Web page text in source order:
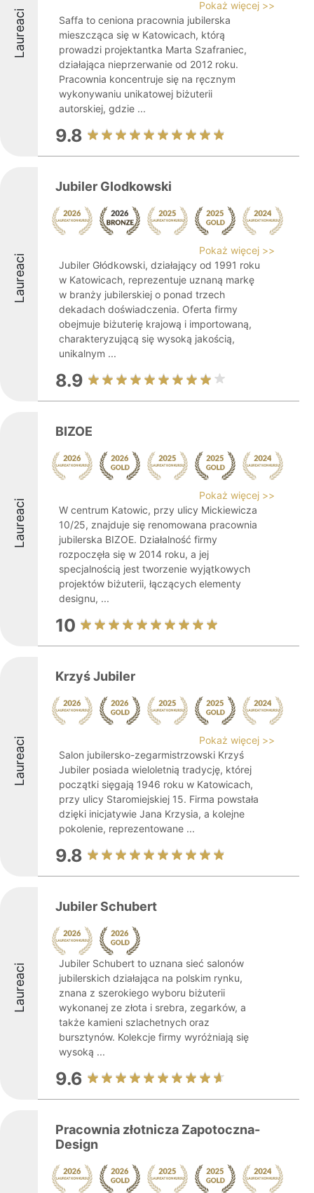
Laureaci
Pokaż więcej >>
Saffa to ceniona pracownia jubilerska
mieszcząca się w Katowicach, którą
prowadzi projektantka Marta Szafraniec,
działająca nieprzerwanie od 2012 roku.
Pracownia koncentruje się na ręcznym
wykonywaniu unikatowej biżuterii
autorskiej, gdzie ...
9.8
Laureaci
Jubiler Glodkowski
Pokaż więcej >>
Jubiler Głódkowski, działający od 1991 roku
w Katowicach, reprezentuje uznaną markę
w branży jubilerskiej o ponad trzech
dekadach doświadczenia. Oferta firmy
obejmuje biżuterię krajową i importowaną,
charakteryzującą się wysoką jakością,
unikalnym ...
8.9
Laureaci
BIZOE
Pokaż więcej >>
W centrum Katowic, przy ulicy Mickiewicza
10/25, znajduje się renomowana pracownia
jubilerska BIZOE. Działalność firmy
rozpoczęła się w 2014 roku, a jej
specjalnością jest tworzenie wyjątkowych
projektów biżuterii, łączących elementy
designu, ...
10
Laureaci
Krzyś Jubiler
Pokaż więcej >>
Salon jubilersko-zegarmistrzowski Krzyś
Jubiler posiada wieloletnią tradycję, której
początki sięgają 1946 roku w Katowicach,
przy ulicy Staromiejskiej 15. Firma powstała
dzięki inicjatywie Jana Krzysia, a kolejne
pokolenie, reprezentowane ...
9.8
Laureaci
Jubiler Schubert
Jubiler Schubert to uznana sieć salonów
jubilerskich działająca na polskim rynku,
znana z szerokiego wyboru biżuterii
wykonanej ze złota i srebra, zegarków, a
także kamieni szlachetnych oraz
bursztynów. Kolekcje firmy wyróżniają się
wysoką ...
9.6
Pracownia złotnicza Zapotoczna-
Design